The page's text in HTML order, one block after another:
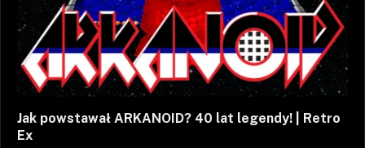
Jak powstawał ARKANOID? 40 lat legendy! | Retro
Ex